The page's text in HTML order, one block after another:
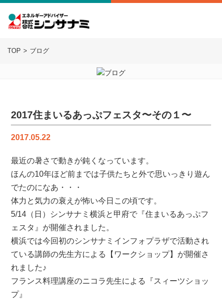
TOP ブログ
2017住まいるあっぷフェスタ〜その１〜
2017.05.22
最近の暑さで動きが鈍くなっています。
ほんの10年ほど前までは子供たちと外で思いっきり遊ん
でたのになあ・・・
体力と気力の衰えが怖い今日この頃です。
5/14（日）シンサナミ横浜と甲府で『住まいるあっぷフ
ェスタ』が開催されました。
横浜では今回初のシンサナミインフォプラザで活動され
ている講師の先生方による【ワークショップ】が開催さ
れました♪
フランス料理講座のニコラ先生による『スィーツショッ
プ』